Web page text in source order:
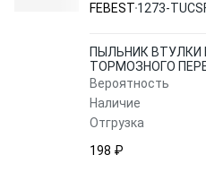
FEBEST 1273-
ПЫЛЬНИК
ТОРМОЗНОГО
Вероятность
Наличие
Отгрузка
198 ₽